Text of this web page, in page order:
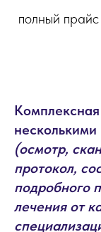
полный
(осмотр,
протокол,
подробного
лечения от